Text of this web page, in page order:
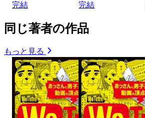
完結 完結
同じ著者の作品
もっと見る